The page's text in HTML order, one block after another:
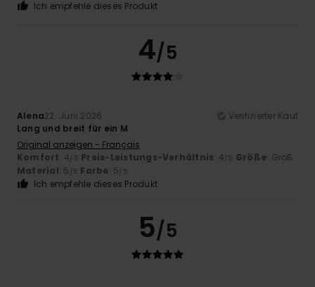
Ich empfehle dieses Produkt
4/5
Alena22. Juni 2026
Verifizierter Kauf
Lang und breit für ein M
Original anzeigen - Français
Komfort: 4/5 Preis-Leistungs-Verhältnis: 4/5 Größe: Groß
Material: 5 /5 Farbe: 5/5
Ich empfehle dieses Produkt
5/5